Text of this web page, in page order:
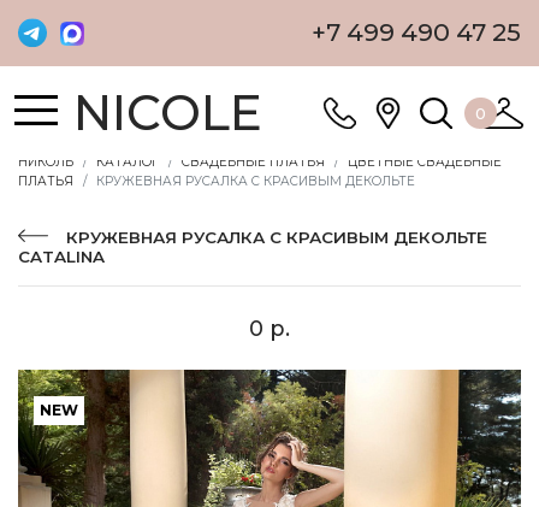
+7 499 490 47 25
NICOLE 0
НИКОЛЬ КАТАЛОГ СВАДЕБНЫЕ ПЛАТЬЯ
ЦВЕТНЫЕ СВАДЕБНЫЕ
ПЛАТЬЯ
КРУЖЕВНАЯ РУСАЛКА С КРАСИВЫМ ДЕКОЛЬТЕ
КРУЖЕВНАЯ РУСАЛКА С КРАСИВЫМ ДЕКОЛЬТЕ
CATALINA
0 р.
NEW